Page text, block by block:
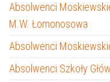
Absolwenci
M.W. Łomonosowa
Absolwenci
Absolwenci Szkoły